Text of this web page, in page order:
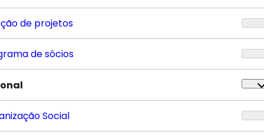
de projetos
de sócios
Social